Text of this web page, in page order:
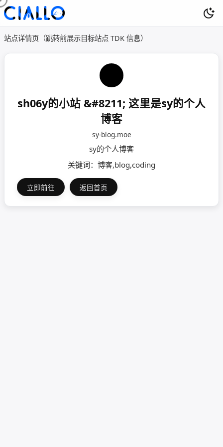
站点详情页（跳转前展示目标站点 TDK 信息）
sh06y的小站 &#8211; 这里是sy的个人
博客
sy-blog.moe
sy的个人博客
关键词：博客,blog,coding
立即前往 返回首页